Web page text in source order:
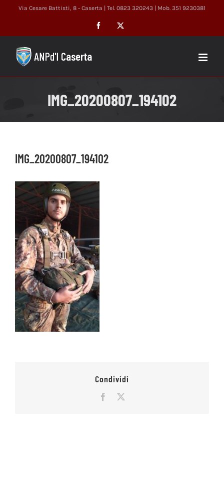
Via Cesare Battisti, 8 - Caserta | Tel. 0823 320243 | Mob. 351 9230381
Facebook
IMG_20200807_194102
IMG_20200807_194102
Condividi
Facebook